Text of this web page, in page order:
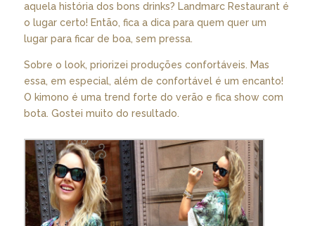
aquela história dos bons drinks? Landmarc Restaurant é
o lugar certo! Então, fica a dica para quem quer um
lugar para ficar de boa, sem pressa.
Sobre o look, priorizei produções confortáveis. Mas
essa, em especial, além de confortável é um encanto!
O kimono é uma trend forte do verão e fica show com
bota. Gostei muito do resultado.